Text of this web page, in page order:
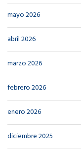
mayo 2026
abril 2026
marzo 2026
febrero 2026
enero 2026
diciembre 2025